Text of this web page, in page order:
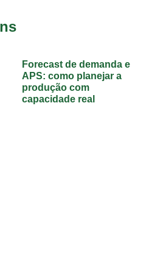
Forecast de demanda e
APS: como planejar a
produção com
capacidade real